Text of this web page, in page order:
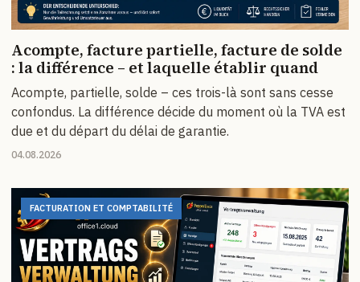
Acompte, facture partielle, facture de solde
: la différence – et laquelle établir quand
Acompte, partielle, solde – ces trois-là sont sans cesse
confondus. La différence décide du moment où la TVA est
due et du départ du délai de garantie.
04.08.2026
FACTURATION ET COMPTABILITÉ